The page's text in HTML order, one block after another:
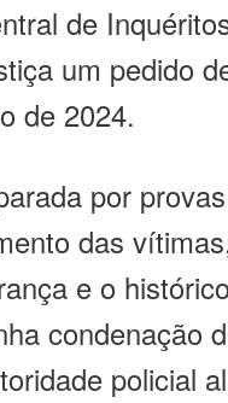
de
um pedido
de 2024.
por
das
e o
condenação
policial